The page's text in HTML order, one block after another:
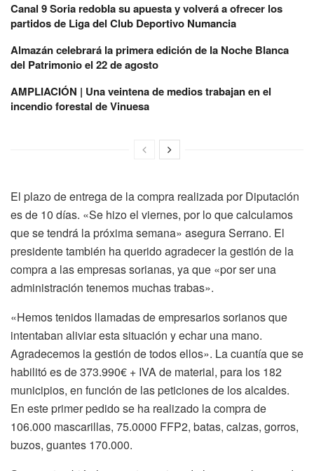
Canal 9 Soria redobla su apuesta y volverá a ofrecer los
partidos de Liga del Club Deportivo Numancia
Almazán celebrará la primera edición de la Noche Blanca
del Patrimonio el 22 de agosto
AMPLIACIÓN | Una veintena de medios trabajan en el
incendio forestal de Vinuesa
El plazo de entrega de la compra realizada por Diputación
es de 10 días. «Se hizo el viernes, por lo que calculamos
que se tendrá la próxima semana» asegura Serrano. El
presidente también ha querido agradecer la gestión de la
compra a las empresas sorianas, ya que «por ser una
administración tenemos muchas trabas».
«Hemos tenidos llamadas de empresarios sorianos que
intentaban aliviar esta situación y echar una mano.
Agradecemos la gestión de todos ellos». La cuantía que se
habilitó es de 373.990€ + IVA de material, para los 182
municipios, en función de las peticiones de los alcaldes.
En este primer pedido se ha realizado la compra de
106.000 mascarillas, 75.0000 FFP2, batas, calzas, gorros,
buzos, guantes 170.000.